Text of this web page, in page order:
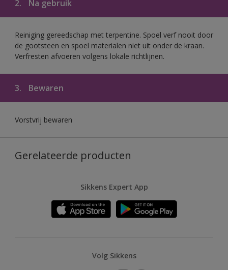
2. Na gebruik
Reiniging gereedschap met terpentine. Spoel verf nooit door
de gootsteen en spoel materialen niet uit onder de kraan.
Verfresten afvoeren volgens lokale richtlijnen.
3. Bewaren
Vorstvrij bewaren
Gerelateerde producten
Sikkens Expert App
Volg Sikkens